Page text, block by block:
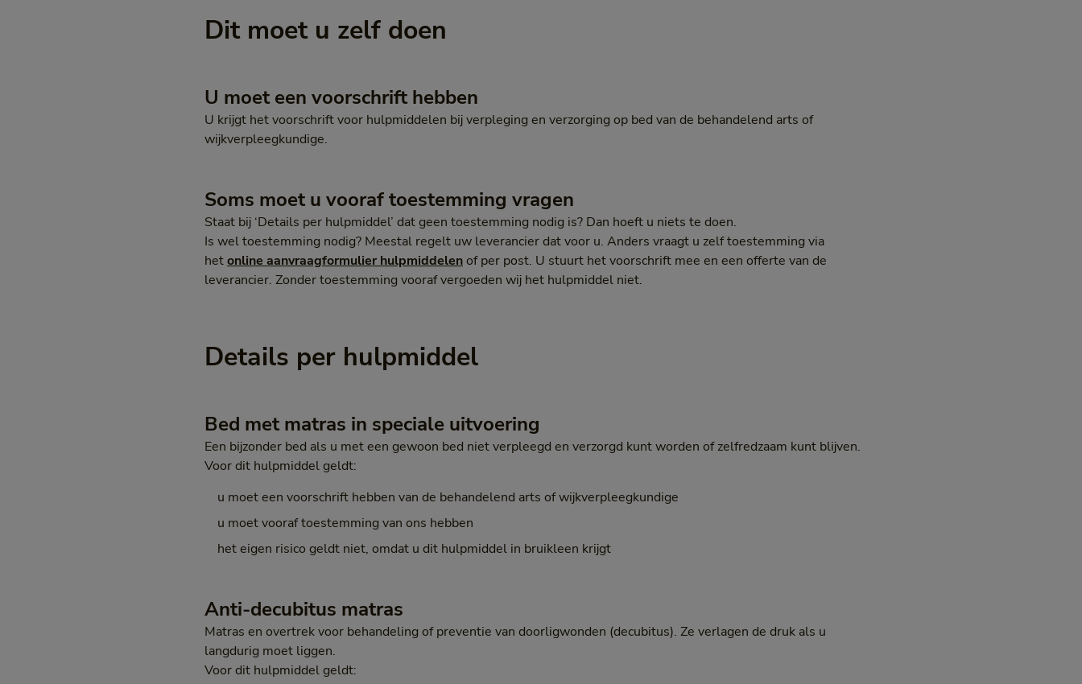
Dit moet u zelf doen
U moet een voorschrift hebben
U krijgt het voorschrift voor hulpmiddelen bij verpleging en verzorging op bed van de behandelend arts of
wijkverpleegkundige.
Soms moet u vooraf toestemming vragen
Staat bij ‘Details per hulpmiddel’ dat geen toestemming nodig is? Dan hoeft u niets te doen.
Is wel toestemming nodig? Meestal regelt uw leverancier dat voor u. Anders vraagt u zelf toestemming via
hetonline aanvraagformulier hulpmiddelenof per post. U stuurt het voorschrift mee en een offerte van de
leverancier. Zonder toestemming vooraf vergoeden wij het hulpmiddel niet.
Details per hulpmiddel
Bed met matras in speciale uitvoering
Een bijzonder bed als u met een gewoon bed niet verpleegd en verzorgd kunt worden of zelfredzaam kunt blijven.
Voor dit hulpmiddel geldt:
u moet een voorschrift hebben van de behandelend arts of wijkverpleegkundige
u moet vooraf toestemming van ons hebben
het eigen risico geldt niet, omdat u dit hulpmiddel in bruikleen krijgt
Anti-decubitus matras
Matras en overtrek voor behandeling of preventie van doorligwonden (decubitus). Ze verlagen de druk als u
langdurig moet liggen.
Voor dit hulpmiddel geldt: